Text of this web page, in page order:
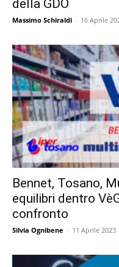
della GDO
Massimo Schiraldi - 16 Aprile
Bennet, Tosano,
equilibri dentro
confronto
Silvia Ognibene - 11 Aprile 2023